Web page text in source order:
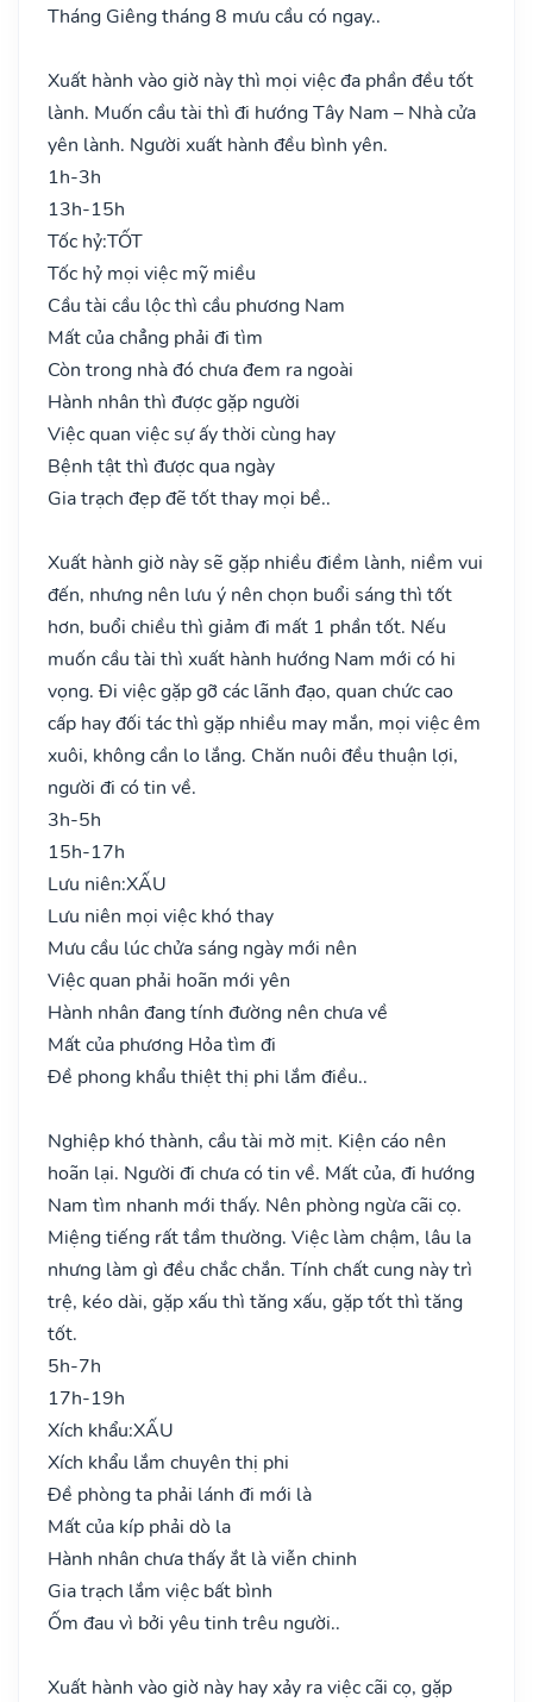
Tháng Giêng tháng 8 mưu cầu có ngay..
Xuất hành vào giờ này thì mọi việc đa phần đều tốt
lành. Muốn cầu tài thì đi hướng Tây Nam – Nhà cửa
yên lành. Người xuất hành đều bình yên.
1h-3h
13h-15h
Tốc hỷ:TỐT
Tốc hỷ mọi việc mỹ miều
Cầu tài cầu lộc thì cầu phương Nam
Mất của chẳng phải đi tìm
Còn trong nhà đó chưa đem ra ngoài
Hành nhân thì được gặp người
Việc quan việc sự ấy thời cùng hay
Bệnh tật thì được qua ngày
Gia trạch đẹp đẽ tốt thay mọi bề..
Xuất hành giờ này sẽ gặp nhiều điềm lành, niềm vui
đến, nhưng nên lưu ý nên chọn buổi sáng thì tốt
hơn, buổi chiều thì giảm đi mất 1 phần tốt. Nếu
muốn cầu tài thì xuất hành hướng Nam mới có hi
vọng. Đi việc gặp gỡ các lãnh đạo, quan chức cao
cấp hay đối tác thì gặp nhiều may mắn, mọi việc êm
xuôi, không cần lo lắng. Chăn nuôi đều thuận lợi,
người đi có tin về.
3h-5h
15h-17h
Lưu niên:XẤU
Lưu niên mọi việc khó thay
Mưu cầu lúc chửa sáng ngày mới nên
Việc quan phải hoãn mới yên
Hành nhân đang tính đường nên chưa về
Mất của phương Hỏa tìm đi
Đề phong khẩu thiệt thị phi lắm điều..
Nghiệp khó thành, cầu tài mờ mịt. Kiện cáo nên
hoãn lại. Người đi chưa có tin về. Mất của, đi hướng
Nam tìm nhanh mới thấy. Nên phòng ngừa cãi cọ.
Miệng tiếng rất tầm thường. Việc làm chậm, lâu la
nhưng làm gì đều chắc chắn. Tính chất cung này trì
trệ, kéo dài, gặp xấu thì tăng xấu, gặp tốt thì tăng
tốt.
5h-7h
17h-19h
Xích khẩu:XẤU
Xích khẩu lắm chuyên thị phi
Đề phòng ta phải lánh đi mới là
Mất của kíp phải dò la
Hành nhân chưa thấy ắt là viễn chinh
Gia trạch lắm việc bất bình
Ốm đau vì bởi yêu tinh trêu người..
Xuất hành vào giờ này hay xảy ra việc cãi cọ, gặp